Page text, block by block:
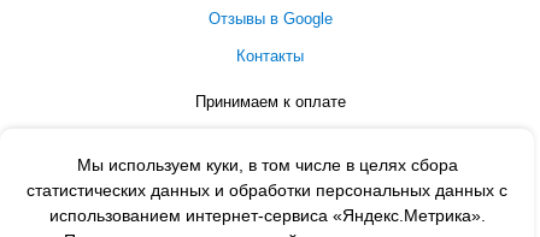
Мы используем куки, в том числе в целях сбора
статистических данных и обработки персональных данных с
использованием интернет-сервиса «Яндекс.Метрика».
Отзывы в Google
Контакты
Принимаем к оплате